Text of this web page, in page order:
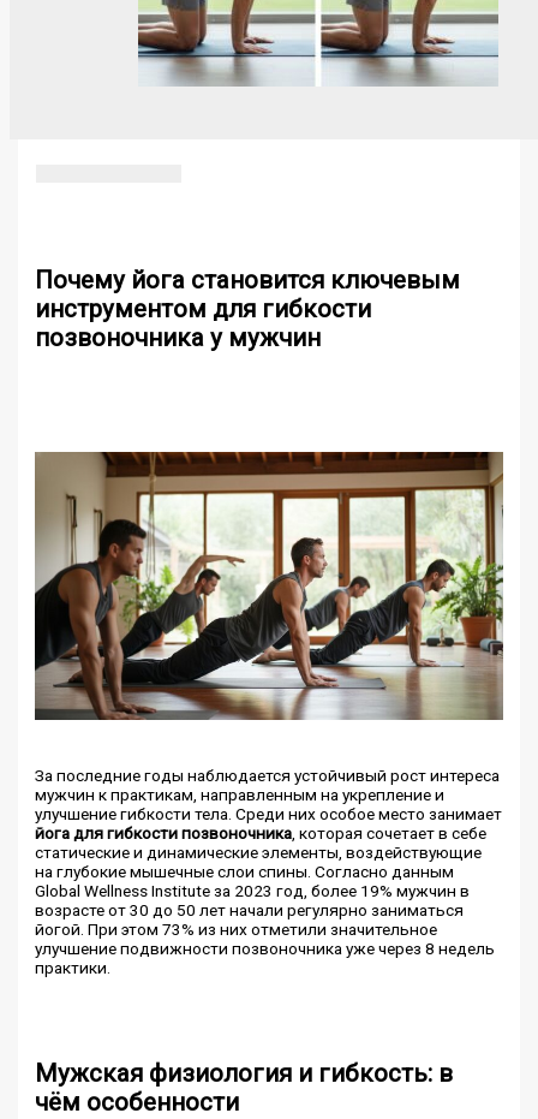
Почему йога становится ключевым
инструментом для гибкости
позвоночника у мужчин
За последние годы наблюдается устойчивый рост интереса
мужчин к практикам, направленным на укрепление и
улучшение гибкости тела. Среди них особое место занимает
йога для гибкости позвоночника , которая сочетает в себе
статические и динамические элементы, воздействующие
на глубокие мышечные слои спины. Согласно данным
Global Wellness Institute за 2023 год, более 19% мужчин в
возрасте от 30 до 50 лет начали регулярно заниматься
йогой. При этом 73% из них отметили значительное
улучшение подвижности позвоночника уже через 8 недель
практики.
Мужская физиология и гибкость: в
чём особенности